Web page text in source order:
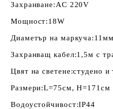
Захранване:AC 220V
Мощност:18W
Диаметър на маркуча:11мм
Захранващ кабел:1,5м с
Цвят на светене:студено и
Размери:L=75см, H=171см
Водоустойчивост:IP44